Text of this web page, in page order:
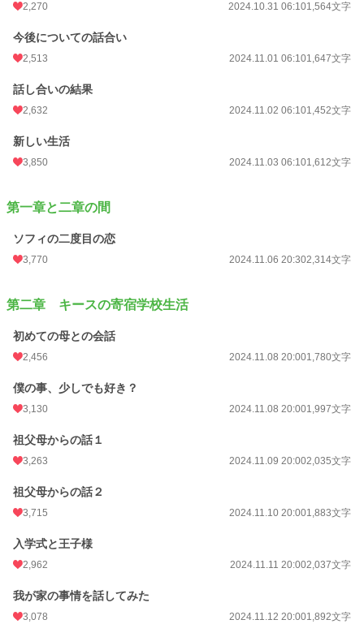
2,270 2024.10.31 06:101,564文字
今後についての話合い
2,513 2024.11.01 06:101,647文字
話し合いの結果
2,632 2024.11.02 06:101,452文字
新しい生活
3,850 2024.11.03 06:101,612文字
第一章と二章の間
ソフィの二度目の恋
3,770 2024.11.06 20:302,314文字
第二章 キースの寄宿学校生活
初めての母との会話
2,456 2024.11.08 20:001,780文字
僕の事、少しでも好き？
3,130 2024.11.08 20:001,997文字
祖父母からの話１
3,263 2024.11.09 20:002,035文字
祖父母からの話２
3,715 2024.11.10 20:001,883文字
入学式と王子様
2,962 2024.11.11 20:002,037文字
我が家の事情を話してみた
3,078 2024.11.12 20:001,892文字